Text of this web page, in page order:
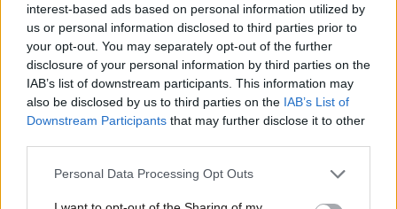
interest-based ads based on personal information utilized by
us or personal information disclosed to third parties prior to
your opt-out. You may separately opt-out of the further
disclosure of your personal information by third parties on the
IAB’s list of downstream participants. This information may
also be disclosed by us to third parties on the IAB’s List of
Downstream Participants that may further disclose it to other
Please note that this website/app uses one or more Google
Personal Data Processing Opt Outs